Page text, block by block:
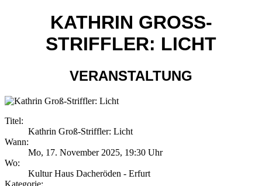
KATHRIN GROSS-S
TRIFFLER: LICHT
VERANSTALTUNG
Titel:
Kathrin Groß-Striffler: Licht
Wann:
Mo, 17. November 2025, 19:30 Uhr
Wo:
Kultur Haus Dacheröden - Erfurt
Kategorie: